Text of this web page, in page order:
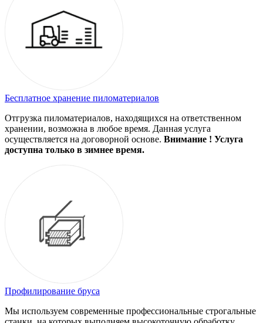
Бесплатное хранение пиломатериалов
Отгрузка пиломатериалов, находящихся на ответственном
хранении, возможна в любое время. Данная услуга
осуществляется на договорной основе. Внимание ! Услуга
доступна только в зимнее время.
Профилирование бруса
Мы используем современные профессиональные строгальные